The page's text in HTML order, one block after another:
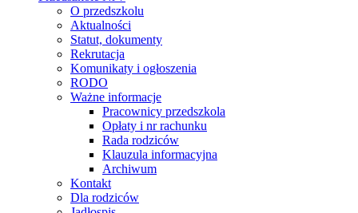
O przedszkolu
Aktualności
Statut, dokumenty
Rekrutacja
Komunikaty i ogłoszenia
RODO
Ważne informacje
Pracownicy przedszkola
Opłaty i nr rachunku
Rada rodziców
Klauzula informacyjna
Archiwum
Kontakt
Dla rodziców